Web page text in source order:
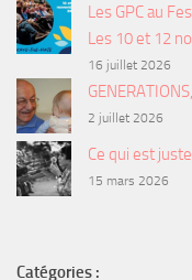
Les GPC au
Les 10 et 12
16 juillet 2026
2 juillet 2026
Ce qui est juste
15 mars 2026
Catégories :